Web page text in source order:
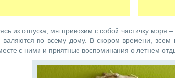
из отпуска, мы привозим с собой частичку моря
валяются по всему дому. В скором времени, всем
с ними и приятные воспоминания о летнем